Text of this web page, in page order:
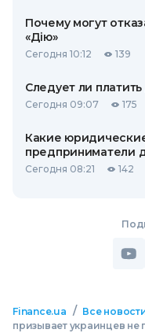
Почему могут
«Дію»
Сегодня 10:12 139
Следует ли
Сегодня 09:07 175
Какие
предприниматели
Сегодня 08:21 142
Finance.ua / Все
призывает украинцев не